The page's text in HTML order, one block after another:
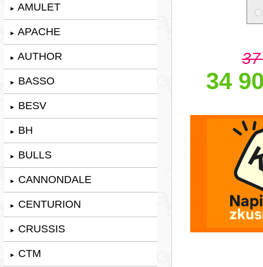
► AMULET
► APACHE
► AUTHOR
► BASSO
► BESV
► BH
► BULLS
► CANNONDALE
► CENTURION
► CRUSSIS
► CTM
34